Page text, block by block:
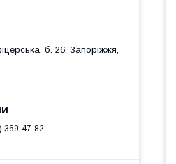
б. 26, Запоріжжя,
369-47-82